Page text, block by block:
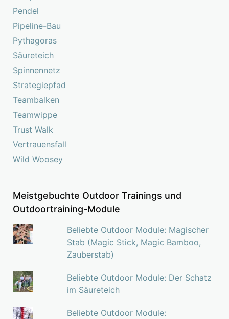
Pendel
Pipeline-Bau
Pythagoras
Säureteich
Spinnennetz
Strategiepfad
Teambalken
Teamwippe
Trust Walk
Vertrauensfall
Wild Woosey
Meistgebuchte Outdoor Trainings und
Outdoortraining-Module
Beliebte Outdoor Module: Magischer
Stab (Magic Stick, Magic Bamboo,
Zauberstab)
Beliebte Outdoor Module: Der Schatz
im Säureteich
Beliebte Outdoor Module: